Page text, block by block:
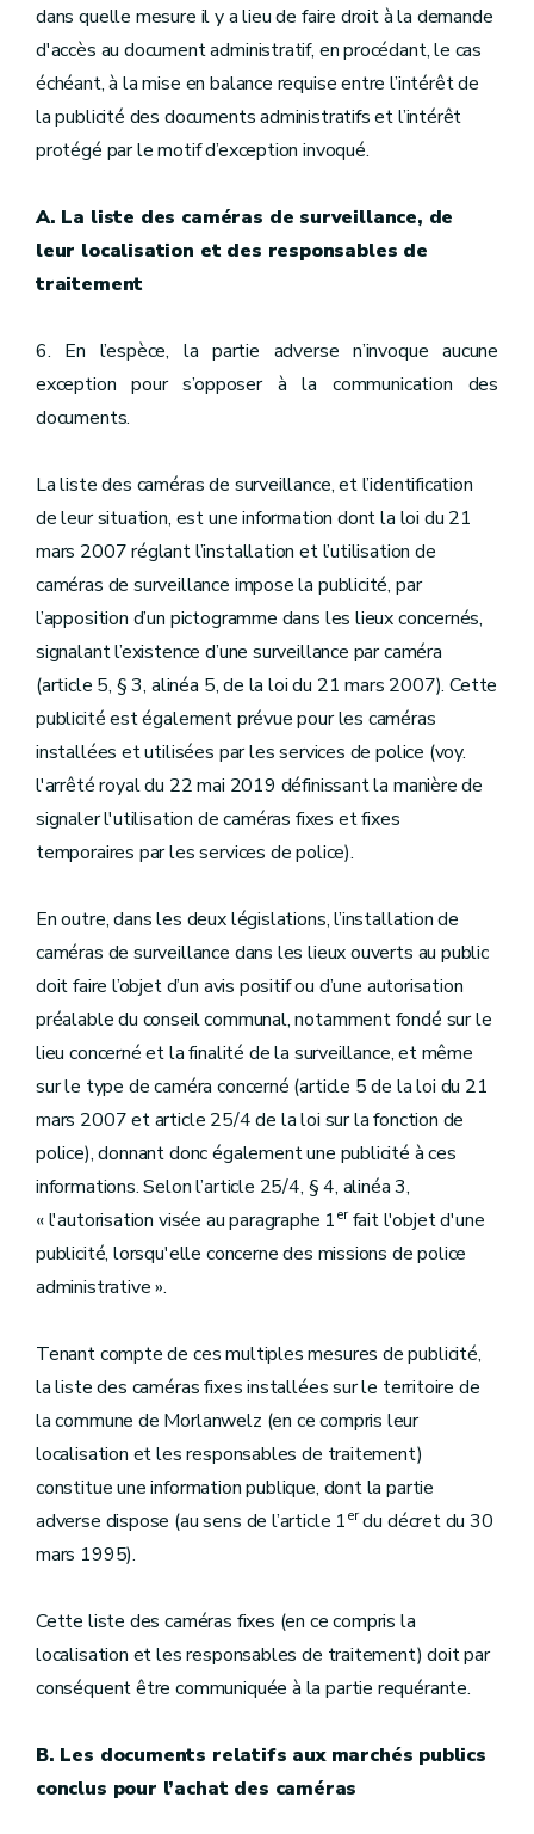
dans quelle mesure il y a lieu de faire droit à la demande
d'accès au document administratif, en procédant, le cas
échéant, à la mise en balance requise entre l’intérêt de
la publicité des documents administratifs et l’intérêt
protégé par le motif d’exception invoqué.
A. La liste des caméras de surveillance, de
leur localisation et des responsables de
traitement
6. En l’espèce, la partie adverse n’invoque aucune
exception pour s’opposer à la communication des
documents.
La liste des caméras de surveillance, et l’identification
de leur situation, est une information dont la loi du 21
mars 2007 réglant l’installation et l’utilisation de
caméras de surveillance impose la publicité, par
l’apposition d’un pictogramme dans les lieux concernés,
signalant l’existence d’une surveillance par caméra
(article 5, § 3, alinéa 5, de la loi du 21 mars 2007). Cette
publicité est également prévue pour les caméras
installées et utilisées par les services de police (voy.
l'arrêté royal du 22 mai 2019 définissant la manière de
signaler l'utilisation de caméras fixes et fixes
temporaires par les services de police).
En outre, dans les deux législations, l’installation de
caméras de surveillance dans les lieux ouverts au public
doit faire l’objet d’un avis positif ou d’une autorisation
préalable du conseil communal, notamment fondé sur le
lieu concerné et la finalité de la surveillance, et même
sur le type de caméra concerné (article 5 de la loi du 21
mars 2007 et article 25/4 de la loi sur la fonction de
police), donnant donc également une publicité à ces
informations. Selon l’article 25/4, § 4, alinéa 3,
« l'autorisation visée au paragraphe 1erfait l'objet d'une
publicité, lorsqu'elle concerne des missions de police
administrative ».
Tenant compte de ces multiples mesures de publicité,
la liste des caméras fixes installées sur le territoire de
la commune de Morlanwelz (en ce compris leur
localisation et les responsables de traitement)
constitue une information publique, dont la partie
adverse dispose (au sens de l’article 1erdu décret du 30
mars 1995).
Cette liste des caméras fixes (en ce compris la
localisation et les responsables de traitement) doit par
conséquent être communiquée à la partie requérante.
B. Les documents relatifs aux marchés publics
conclus pour l’achat des caméras